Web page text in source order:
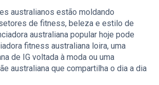
australianos estão moldando
de fitness, beleza e estilo de
australiana popular hoje pode
fitness australiana loira, uma
de IG voltada à moda ou uma
australiana que compartilha o dia a dia